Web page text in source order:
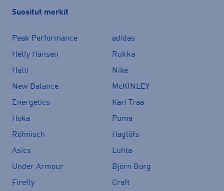
Suositut merkit
Peak Performance
adidas
Helly Hansen
Rukka
Halti
Nike
New Balance
McKINLEY
Energetics
Kari Traa
Hoka
Puma
Röhnisch
Haglöfs
Asics
Luhta
Under Armour
Björn Borg
Firefly
Craft